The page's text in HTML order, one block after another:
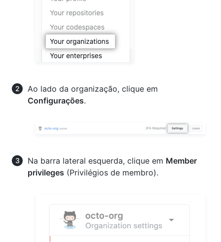
Ao lado da organização, clique em
Configurações.
Na barra lateral esquerda, clique em Member
privileges (Privilégios de membro).